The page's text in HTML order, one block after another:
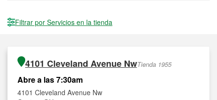
Filtrar por Servicios en la tienda
4101 Cleveland Avenue NwTienda 1955
Abre a las 7:30am
4101 Cleveland Avenue Nw